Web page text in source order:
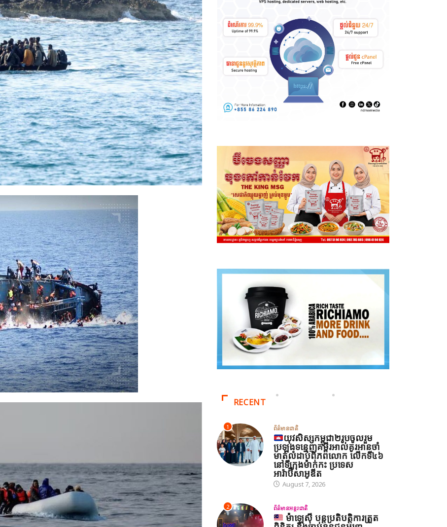
RECENT
1 ព័ត៌មានជាតិ
យុវសិស្សកម្ពុជា២រូបចូលរួម
ប្រឡងទន្ទេញគម្ពីរអាល់គូរអានចាំ
មាត់លំដាប់ពិភពលោក លើកទី៤៦
នៅទីក្រុងម៉ាក់កះ ប្រទេស
អារ៉ាប៊ីសាអូឌីត
August 7, 2026
2 ព័ត៌មានអន្តរជាតិ
ម៉ាឡេស៊ី បន្តប្រតិបត្តិការត្រួត